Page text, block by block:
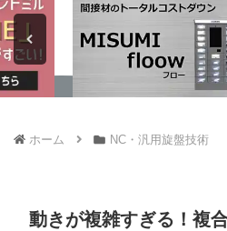
ホーム NC・汎用旋盤技術
動きが複雑すぎる！複